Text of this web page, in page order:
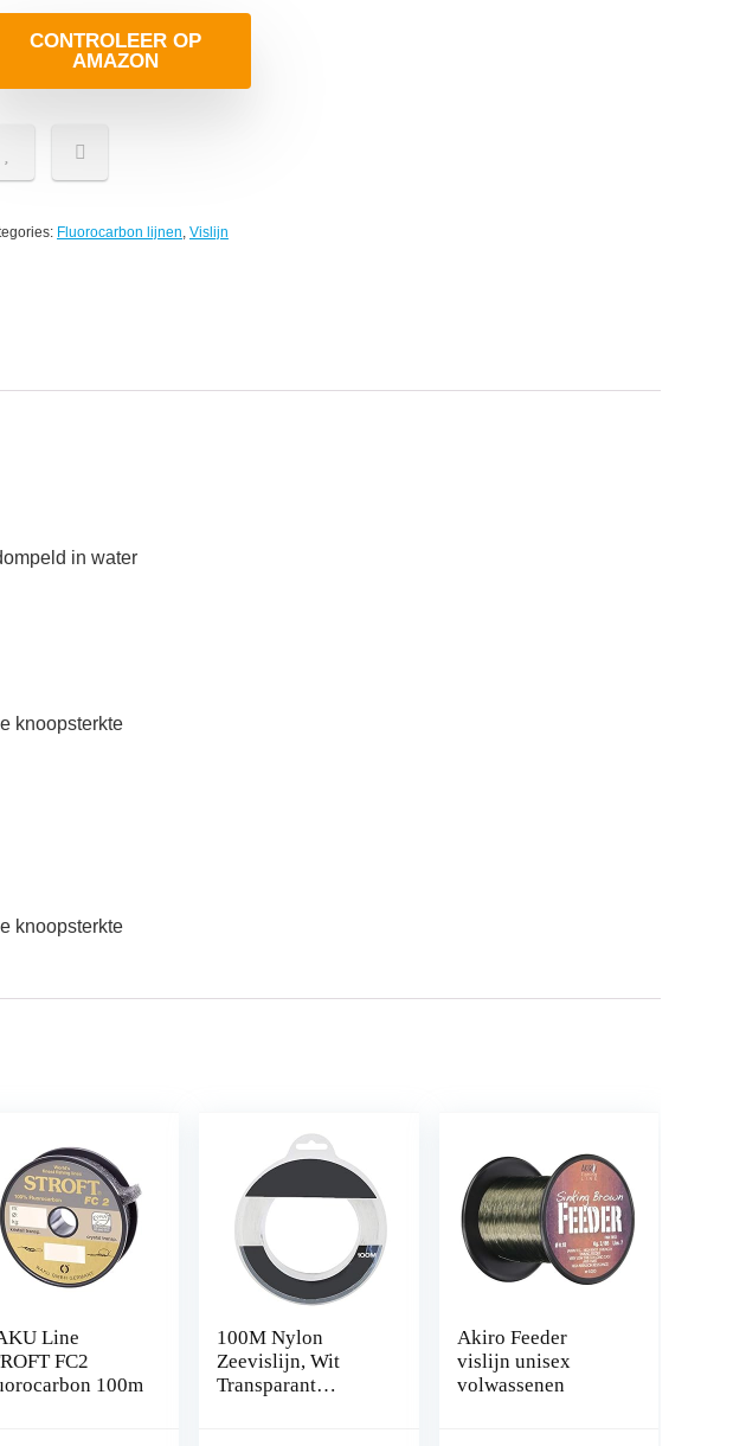
CONTROLEER OP
AMAZON
Fluorocarbon lijnen, Vislijn
in water
knoopsterkte
knoopsterkte
Line
FC2
100m
100M Nylon
Zeevislijn, Wit
Transparant
Akiro Feeder
vislijn unisex
volwassenen